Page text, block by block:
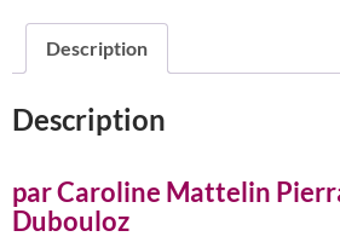
phénomène
d'adoption
innovation
au
prisme
Description
Description
par Caroline Mattelin
Dubouloz